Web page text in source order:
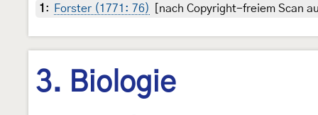
1 : Forster (1771: 76) [nach Copyright-freiem Scan
3. Biologie